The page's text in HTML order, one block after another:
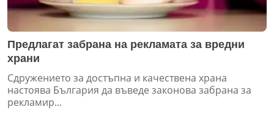
Предлагат забрана на рекламата за вредни
храни
Сдружението за достъпна и качествена храна
настоява България да въведе законова забрана за
рекламир...